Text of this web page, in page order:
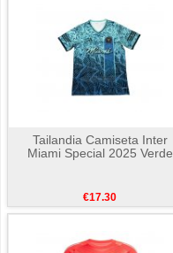
Tailandia Camiseta Inter
Miami Special 2025 Verde
€17.30